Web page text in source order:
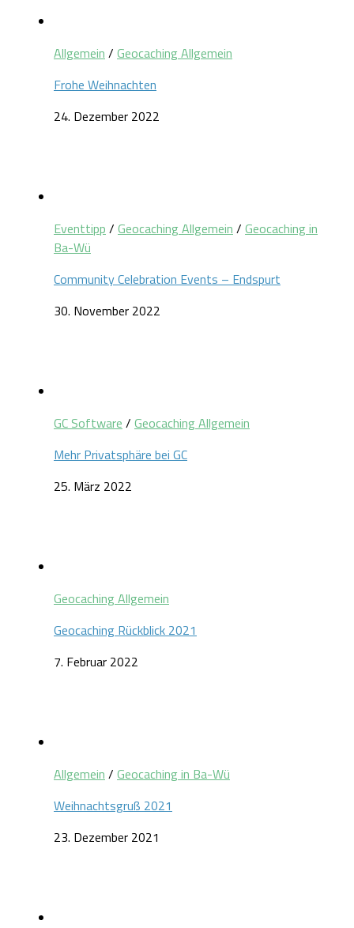
Allgemein / Geocaching Allgemein
Frohe Weihnachten
24. Dezember 2022
Eventtipp / Geocaching Allgemein / Geocaching in
Ba-Wü
Community Celebration Events – Endspurt
30. November 2022
GC Software / Geocaching Allgemein
Mehr Privatsphäre bei GC
25. März 2022
Geocaching Allgemein
Geocaching Rückblick 2021
7. Februar 2022
Allgemein / Geocaching in Ba-Wü
Weihnachtsgruß 2021
23. Dezember 2021